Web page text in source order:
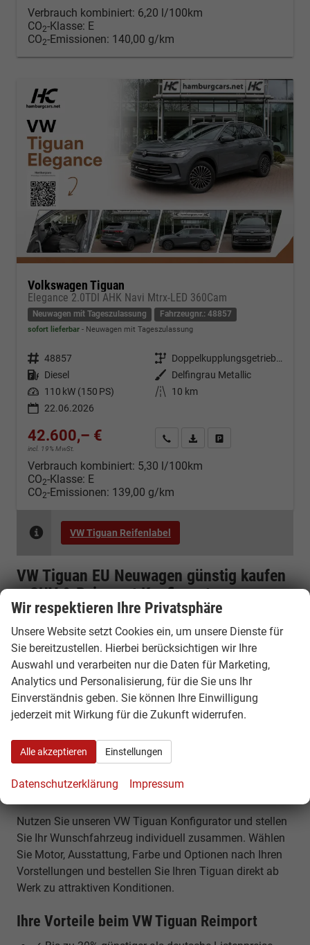
Verbrauch kombiniert: 6,20 l/100km
CO2-Klasse: E
CO2-Emissionen: 140,00 g/km
Volkswagen Tiguan
Elegance 2.0TDI AHK Navi Mtrx-LED 360Cam
Neuwagen mit Tageszulassung Fahrzeugnr.: 48857
sofort lieferbar Neuwagen mit Tageszulassung
Fahrzeugnr. 48857 Getriebe
Doppelkupplungsgetriebe (DSG)
Kraftstoff Diesel Außenfarbe
Delfingrau Metallic
Leistung 110 kW (150 PS) Kilometerstand
10 km
22.06.2026
42.600,– €
incl. 19% MwSt.
Kontakt & Angebot anfordern
PDF-Datei, Fahrzeugexposé
Verbrauch kombiniert: 5,30 l/100km
CO2-Klasse: E
CO2-Emissionen: 139,00 g/km
VW Tiguan Reifenlabel
VW Tiguan EU Neuwagen günstig kaufen
– SUV & Reimport Konfigurator
VW Tiguan als EU Neuwagen Reimport
kaufen
Der VW Tiguan gehört zu den beliebtesten SUVs Europas
und überzeugt durch modernes Design, hohe
Alltagstauglichkeit und innovative Technik. Bei
HamburgCars erhalten Sie den Tiguan als EU Neuwagen
oder als sofort verfügbares Fahrzeug.
VW Tiguan Konfigurator – Neubestellung ab
Nutzen Sie unseren VW Tiguan Konfigurator und stellen
Sie Ihr Wunschfahrzeug individuell zusammen. Wählen
Sie Motor, Ausstattung, Farbe und Optionen nach Ihren
Vorstellungen und bestellen Sie Ihren Tiguan direkt ab
Werk zu attraktiven Konditionen.
Ihre Vorteile beim VW Tiguan Reimport
Wir respektieren Ihre Privatsphäre
Unsere Website setzt Cookies ein, um unsere Dienste für
Sie bereitzustellen. Hierbei berücksichtigen wir Ihre
Auswahl und verarbeiten nur die Daten für Marketing,
Analytics und Personalisierung, für die Sie uns Ihr
Einverständnis geben. Sie können Ihre Einwilligung
jederzeit mit Wirkung für die Zukunft widerrufen.
Alle akzeptieren Einstellungen
Datenschutzerklärung Impressum